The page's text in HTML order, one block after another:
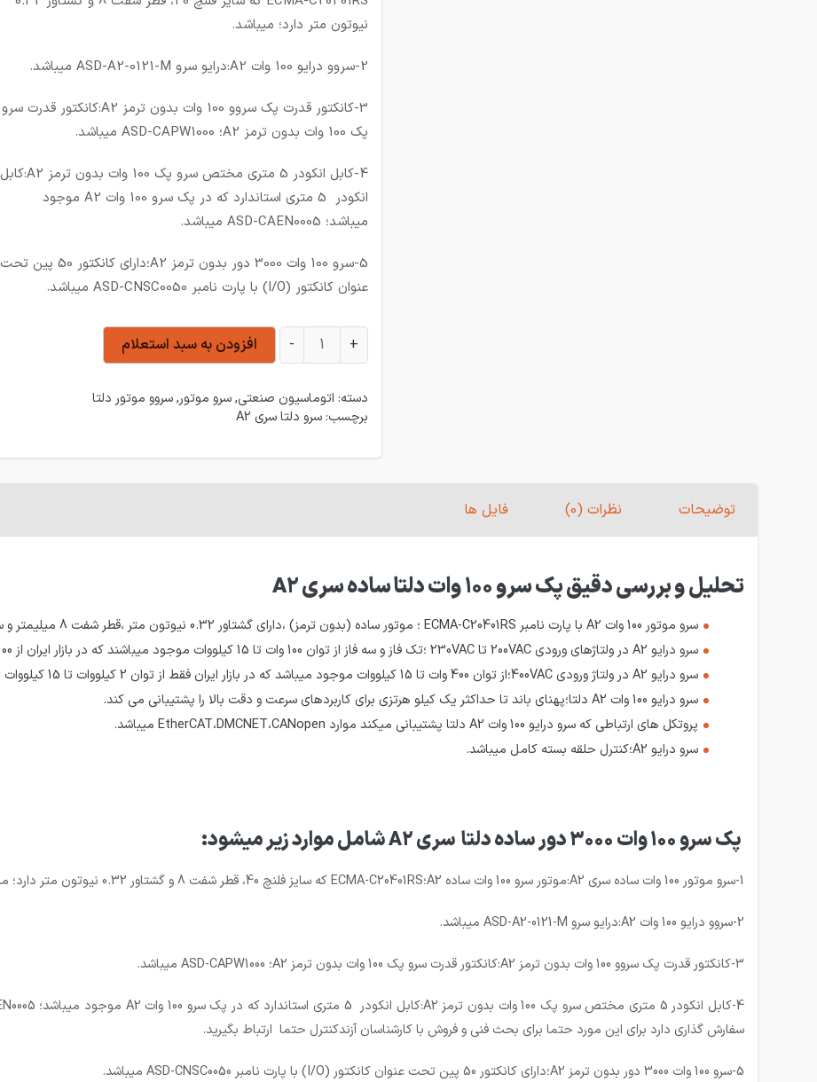
نیوتون متر دارد؛ میباشد.
2-سروو درایو 100 وات A2:درایو سرو ASD-A2-0121-M میباشد.
3-کانکتور قدرت پک سروو 100 وات بدون ترمز A2:کانکتور قدرت سرو
پک 100 وات بدون ترمز A2؛ ASD-CAPW1000 میباشد.
4-کابل انکودر 5 متری مختص سرو پک 100 وات بدون ترمز A2:کابل
انکودر 5 متری استاندارد که در پک سرو 100 وات A2 موجود
میباشد؛ ASD-CAEN0005 میباشد.
5-سرو 100 وات 3000 دور بدون ترمز A2؛دارای کانکتور 50 پین تحت
عنوان کانکتور (I/O) با پارت نامبر ASD-CNSC0050 میباشد.
سرو 100 وات 3000 دور بدون ترمز دلتا سری A2 عدد
+
- افزودن به سبد استعلام
دسته: اتوماسیون صنعتی,سرو موتور,سروو موتور دلتا
برچسب:سرو دلتا سری A2
توضیحات نظرات (0) فایل ها
تحلیل و بررسی دقیق پک سرو 100 وات دلتا ساده سری A2
سرو موتور 100 وات A2 با پارت نامبر ECMA-C20401RS ؛ موتور ساده (بدون ترمز) ،دارای گشتاور 0.32 نیوتون متر ،قطر شفت 8 میلیمتر و سایز فلنچ 40 میلیمتر میباشد.
سرو درایو A2 در ولتاژهای ورودی 200VAC تا 230VAC ؛تک فاز و سه فاز از توان 100 وات تا 15 کیلووات موجود میباشند که در بازار ایران از 100 وات تا 1.5 کیلووات موجود میباشد.
سرو درایو A2 در ولتاژ ورودی 400VAC؛از توان 400 وات تا 15 کیلووات موجود میباشد که در بازار ایران فقط از توان 2 کیلووات تا 15 کیلووات در این ولتاژ موجود میباشد.
سرو درایو 100 وات A2 دلتا؛پهنای باند تا حداکثر یک کیلو هرتزی برای کاربردهای سرعت و دقت بالا را پشتیبانی می کند.
پروتکل های ارتباطی که سرو درایو 100 وات A2 دلتا پشتیبانی میکند موارد EtherCAT،DMCNET،CANopen میباشد.
سرو درایو A2؛کنترل حلقه بسته کامل میباشد.
پک سرو 100 وات 3000 دور ساده دلتا سری A2 شامل موارد زیر میشود:
1-سرو موتور 100 وات ساده سری A2:موتور سرو 100 وات ساده A2؛ECMA-C20401RS که سایز فلنچ 40، قطر شفت 8 و گشتاور 0.32 نیوتون متر دارد؛ میباشد.
2-سروو درایو 100 وات A2:درایو سرو ASD-A2-0121-M میباشد.
3-کانکتور قدرت پک سروو 100 وات بدون ترمز A2:کانکتور قدرت سرو پک 100 وات بدون ترمز A2؛ ASD-CAPW1000 میباشد.
سفارش گذاری دارد برای این مورد حتما برای بحث فنی و فروش با کارشناسان آزندکنترل حتما ارتباط بگیرید.
5-سرو 100 وات 3000 دور بدون ترمز A2؛دارای کانکتور 50 پین تحت عنوان کانکتور (I/O) با پارت نامبر ASD-CNSC0050 میباشد.